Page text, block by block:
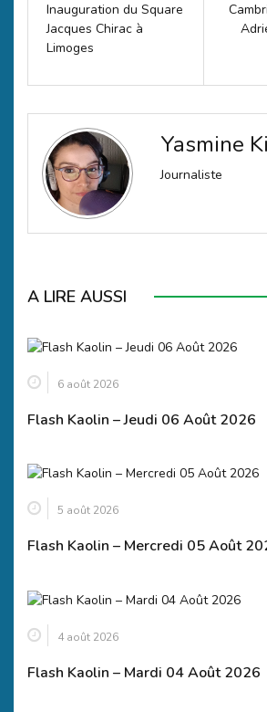
Inauguration du Square
Jacques Chirac à
Limoges
Yasmine
Journaliste
A LIRE AUSSI
6 août 2026
Flash Kaolin – Jeudi 06 Août 2026
5 août 2026
Flash Kaolin – Mercredi 05 Août
4 août 2026
Flash Kaolin – Mardi 04 Août 2026